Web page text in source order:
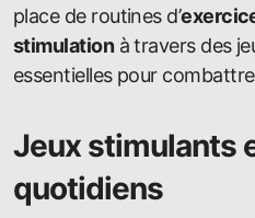
place de routines d’
stimulationà travers des
essentielles pour combattre
Jeux stimulants
quotidiens